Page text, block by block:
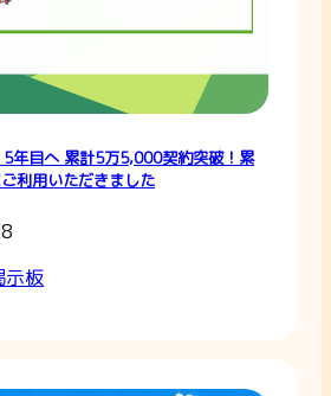
5年目へ 累計5万5,000契約突破！累
利用いただきました
示板